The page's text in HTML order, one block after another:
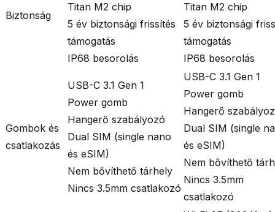
Biztonság
Titan M2 chip
5 év biztonsági frissítés
támogatás
IP68 besorolás
Titan M2 chip
5 év biztonsági
támogatás
IP68 besorolás
Gombok és
csatlakozás
USB-C 3.1 Gen 1
Power gomb
Hangerő szabályozó
Dual SIM (single nano
és eSIM)
Nem bővíthető tárhely
Nincs 3.5mm csatlakozó
USB-C 3.1 Gen 1
Power gomb
Hangerő
Dual SIM (single
és eSIM)
Nem bővíthető
Nincs 3.5mm
csatlakozó